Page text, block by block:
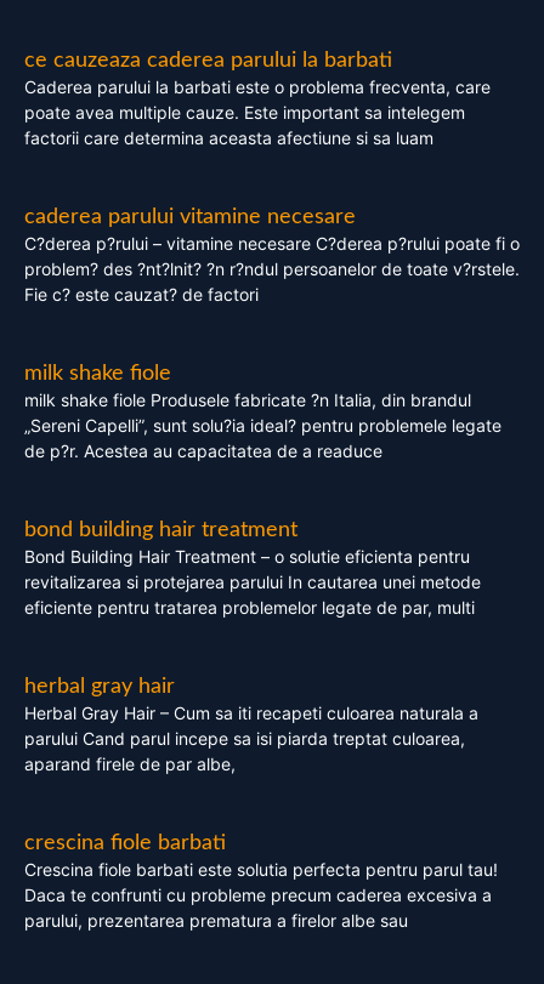
ce cauzeaza caderea parului la barbati
Caderea parului la barbati este o problema frecventa, care
poate avea multiple cauze. Este important sa intelegem
factorii care determina aceasta afectiune si sa luam
caderea parului vitamine necesare
C?derea p?rului – vitamine necesare C?derea p?rului poate fi o
problem? des ?nt?lnit? ?n r?ndul persoanelor de toate v?rstele.
Fie c? este cauzat? de factori
milk shake fiole
milk shake fiole Produsele fabricate ?n Italia, din brandul
„Sereni Capelli”, sunt solu?ia ideal? pentru problemele legate
de p?r. Acestea au capacitatea de a readuce
bond building hair treatment
Bond Building Hair Treatment – o solutie eficienta pentru
revitalizarea si protejarea parului In cautarea unei metode
eficiente pentru tratarea problemelor legate de par, multi
herbal gray hair
Herbal Gray Hair – Cum sa iti recapeti culoarea naturala a
parului Cand parul incepe sa isi piarda treptat culoarea,
aparand firele de par albe,
crescina fiole barbati
Crescina fiole barbati este solutia perfecta pentru parul tau!
Daca te confrunti cu probleme precum caderea excesiva a
parului, prezentarea prematura a firelor albe sau